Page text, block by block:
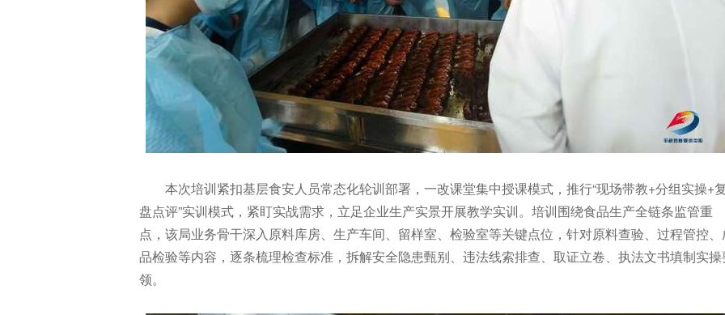
本次培训紧扣基层食安人员常态化轮训部署，一改课堂集中授课模式，推行“现场带教+分组实操+
盘点评”实训模式，紧盯实战需求，立足企业生产实景开展教学实训。培训围绕食品生产全链条监管重
点，该局业务骨干深入原料库房、生产车间、留样室、检验室等关键点位，针对原料查验、过程管控
品检验等内容，逐条梳理检查标准，拆解安全隐患甄别、违法线索排查、取证立卷、执法文书填制实操
领。